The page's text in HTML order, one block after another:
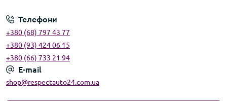
Телефони
+380 (68) 797 43 77
+380 (93) 424 06 15
+380 (66) 733 21 94
E-mail
shop@respectauto24.com.ua